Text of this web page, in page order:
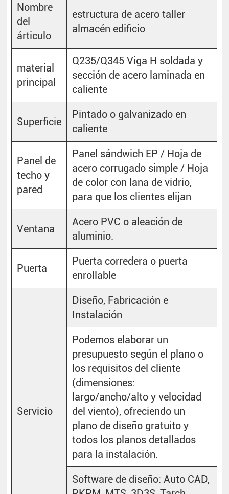
Nombre
del
árticulo
estructura de acero taller
almacén edificio
material
principal
Q235/Q345 Viga H soldada y
sección de acero laminada en
caliente
Superficie
Pintado o galvanizado en
caliente
Panel de
techo y
pared
Panel sándwich EP / Hoja de
acero corrugado simple / Hoja
de color con lana de vidrio,
para que los clientes elijan
Ventana
Acero PVC o aleación de
aluminio.
Puerta
Puerta corredera o puerta
enrollable
Servicio
Diseño, Fabricación e
Instalación
Podemos elaborar un
presupuesto según el plano o
los requisitos del cliente
(dimensiones:
largo/ancho/alto y velocidad
del viento), ofreciendo un
plano de diseño gratuito y
todos los planos detallados
para la instalación.
Software de diseño: Auto CAD,